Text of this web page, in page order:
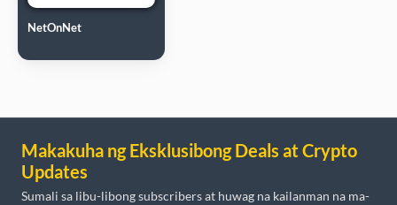
NetOnNet
Makakuha ng Eksklusibong Deals at Crypto
Updates
Sumali sa libu-libong subscribers at huwag na kailanman na ma-